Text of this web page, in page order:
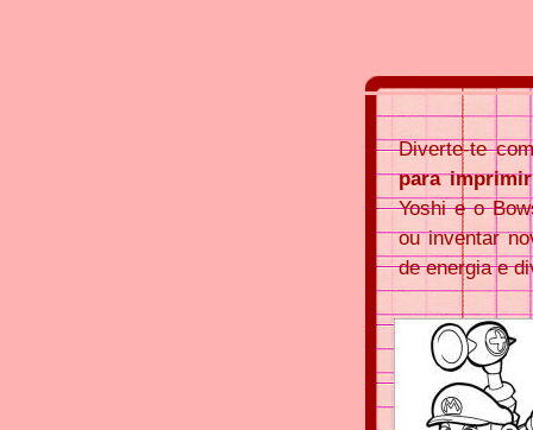
Diverte-te
para
Yoshi e o
ou inventar
de energia e